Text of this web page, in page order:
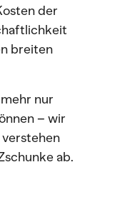
der
breiten
nur
– wir
verstehen
ab.